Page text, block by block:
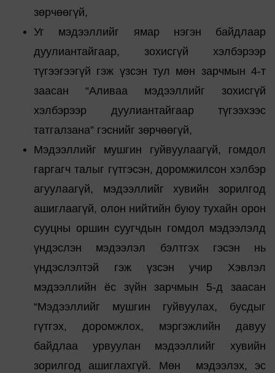
зөрчөөгүй,
Уг мэдээллийг ямар нэгэн байдлаар
дуулиантайгаар, зохисгүй хэлбэрээр
түгээгээгүй гэж үзсэн тул мөн зарчмын 4-т
заасан “Аливаа мэдээллийг зохисгүй
хэлбэрээр дуулиантайгаар түгээхээс
татгалзана” гэснийг зөрчөөгүй,
Мэдээллийг мушгин гуйвуулаагүй, гомдол
гаргагч талыг гүтгэсэн, доромжилсон хэлбэр
агуулаагүй, мэдээллийг хувийн зорилгод
ашиглаагүй, олон нийтийн буюу тухайн орон
сууцны оршин суугчдын гомдол мэдээлэлд
үндэслэн мэдээлэл бэлтгэх гэсэн нь
үндэслэлтэй гэж үзсэн учир Хэвлэл
мэдээллийн ёс зүйн зарчмын 5-д заасан
“Мэдээллийг мушгин гуйвуулах, бусдыг
гүтгэх, доромжлох, мэргэжлийн давуу
байдлаа урвуулан мэдээллийг хувийн
зорилгод ашиглахгүй. Мөн мэдээлэх, эс